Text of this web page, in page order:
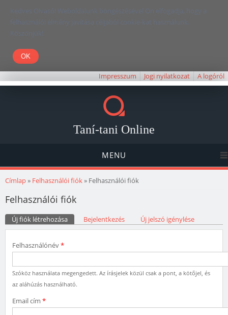
Kedves Olvasó! Weboldalunk böngészésével Ön elfogadja, hogy a
felhasználói élmény javítása céljából cookie-kat használunk.
Köszönjük!
Impresszum Jogi nyilatkozat A logóról
Taní-tani Online
MENU
Jelenlegi hely
Címlap» Felhasználói fiók» Felhasználói fiók
Felhasználói fiók
Elsődleges fülek
Új fiók létrehozása (aktív fül)Bejelentkezés Új jelszó igénylése
Felhasználónév*
Szóköz használata megengedett. Az írásjelek közül csak a pont, a kötőjel, és
az aláhúzás használható.
Email cím *